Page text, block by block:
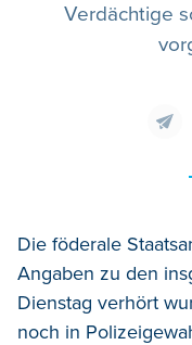
Verdächtige
Die föderale
Angaben zu den
Dienstag verhört
noch in